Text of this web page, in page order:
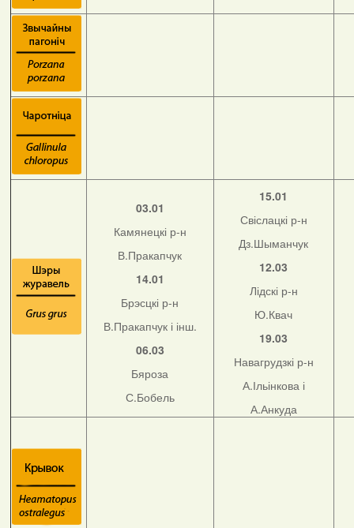
03.01
Камянецкі р-н
В.Пракапчук
14.01
Брэсцкі р-н
В.Пракапчук і інш.
06.03
Бяроза
С.Бобель
15.01
Свіслацкі р-н
Дз.Шыманчук
12.03
Лідскі р-н
Ю.Квач
19.03
Навагрудзкі р-н
А.Ільінкова і
А.Анкуда